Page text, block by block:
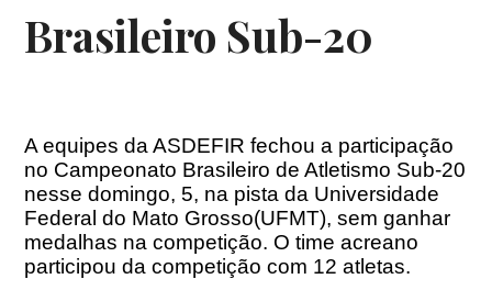
Brasileiro Sub-20
A equipes da ASDEFIR fechou a participação
no Campeonato Brasileiro de Atletismo Sub-20
nesse domingo, 5, na pista da Universidade
Federal do Mato Grosso(UFMT), sem ganhar
medalhas na competição. O time acreano
participou da competição com 12 atletas.